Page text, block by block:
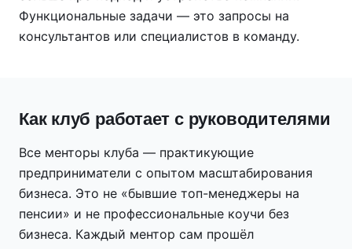
Функциональные задачи — это запросы на
консультантов или специалистов в команду.
Как клуб работает с руководителями
Все менторы клуба — практикующие
предприниматели с опытом масштабирования
бизнеса. Это не «бывшие топ-менеджеры на
пенсии» и не профессиональные коучи без
бизнеса. Каждый ментор сам прошёл